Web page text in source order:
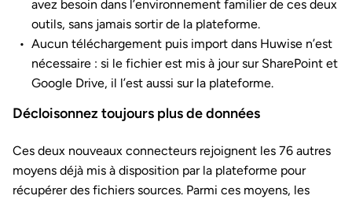
avez besoin dans l’environnement familier de ces deux
outils, sans jamais sortir de la plateforme.
Aucun téléchargement puis import dans Huwise n’est
nécessaire : si le fichier est mis à jour sur SharePoint et
Google Drive, il l’est aussi sur la plateforme.
Décloisonnez toujours plus de données
Ces deux nouveaux connecteurs rejoignent les 76 autres
moyens déjà mis à disposition par la plateforme pour
récupérer des fichiers sources. Parmi ces moyens, les